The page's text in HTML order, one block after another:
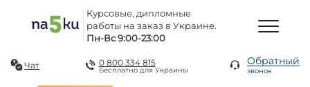
Курсовые, дипломные
работы на заказ в Украине.
Пн-Вс 9:00-23:00
Чат 0 800 334 815
Бесплатно для Украины
Обратный
звонок